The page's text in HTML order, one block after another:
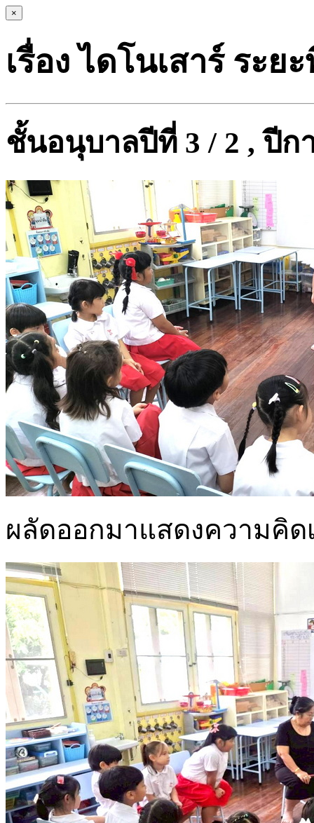
×
เรื่อง ไดโนเสาร์ ระย
ชั้นอนุบาลปีที่ 3 / 2 , ปีก
ผลัดออกมาแสดงความคิด